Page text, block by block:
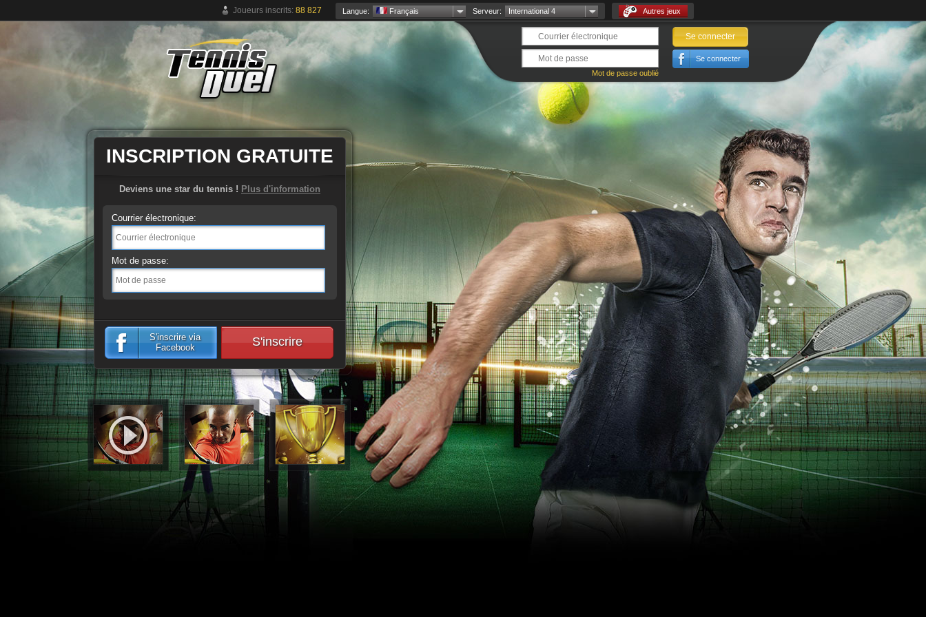
Joueurs inscrits: 88 827 Langue: Français Serveur: International 4 Autres jeux
Mot de passe oublié
Se connecter
Se connecter
INSCRIPTION GRATUITE
Deviens une star du tennis ! Plus d'information
Courrier électronique:
Mot de passe:
S'inscrire via
Facebook
S'inscrire